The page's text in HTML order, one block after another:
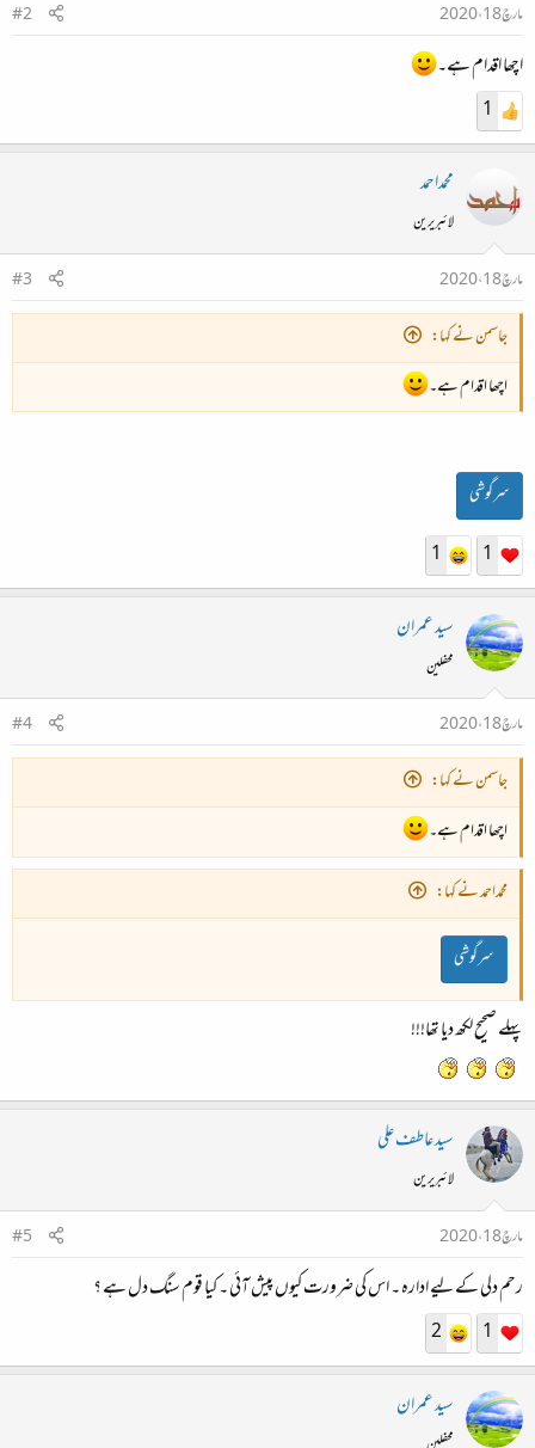
مارچ 18، 2020
#2
اچھا اقدام ہے۔
1
محمداحمد
لائبریرین
مارچ 18، 2020
#3
جاسمن نے کہا:
اچھا اقدام ہے۔
سرگوشی
1
1
سید عمران
محفلین
مارچ 18، 2020
#4
جاسمن نے کہا:
اچھا اقدام ہے۔
محمداحمد نے کہا:
سرگوشی
پہلے صحیح لکھ دیا تھا!!!
سید عاطف علی
لائبریرین
مارچ 18، 2020
#5
رحم دلی کے لیے ادارہ ۔ اس کی ضرورت کیوں پیش آئی ۔ کیا قوم سنگ دل ہے ؟
1
2
سید عمران